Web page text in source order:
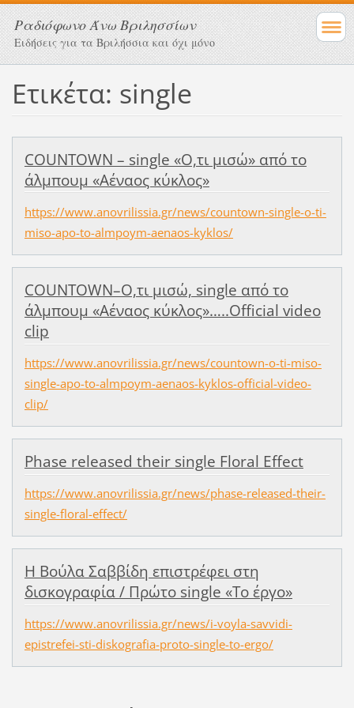
Ραδιόφωνο Άνω Βριλησσίων
Ειδήσεις για τα Βριλήσσια και όχι μόνο
Ετικέτα: single
COUNTOWN – single «Ο,τι μισώ» από το
άλμπουμ «Αέναος κύκλος»
https://www.anovrilissia.gr/news/countown-single-o-ti-
miso-apo-to-almpoym-aenaos-kyklos/
COUNTOWN–Ο,τι μισώ, single από το
άλμπουμ «Αέναος κύκλος»…..Official video
clip
https://www.anovrilissia.gr/news/countown-o-ti-miso-
single-apo-to-almpoym-aenaos-kyklos-official-video-
clip/
Phase released their single Floral Effect
https://www.anovrilissia.gr/news/phase-released-their-
single-floral-effect/
Η Βούλα Σαββίδη επιστρέφει στη
δισκογραφία / Πρώτο single «Το έργο»
https://www.anovrilissia.gr/news/i-voyla-savvidi-
epistrefei-sti-diskografia-proto-single-to-ergo/